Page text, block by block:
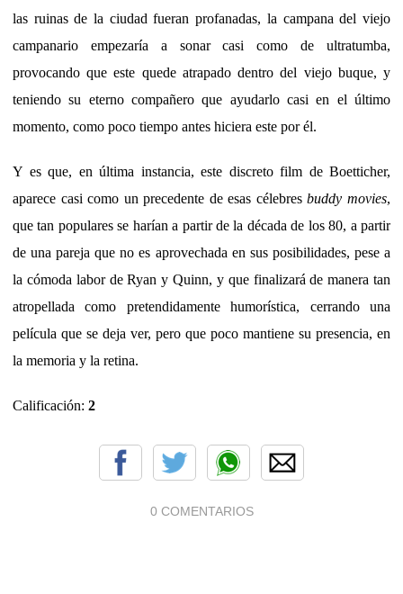
las ruinas de la ciudad fueran profanadas, la campana del viejo
campanario empezaría a sonar casi como de ultratumba,
provocando que este quede atrapado dentro del viejo buque, y
teniendo su eterno compañero que ayudarlo casi en el último
momento, como poco tiempo antes hiciera este por él.
Y es que, en última instancia, este discreto film de Boetticher,
aparece casi como un precedente de esas célebresbuddy movies,
que tan populares se harían a partir de la década de los 80, a partir
de una pareja que no es aprovechada en sus posibilidades, pese a
la cómoda labor de Ryan y Quinn, y que finalizará de manera tan
atropellada como pretendidamente humorística, cerrando una
película que se deja ver, pero que poco mantiene su presencia, en
la memoria y la retina.
Calificación: 2
0 COMENTARIOS